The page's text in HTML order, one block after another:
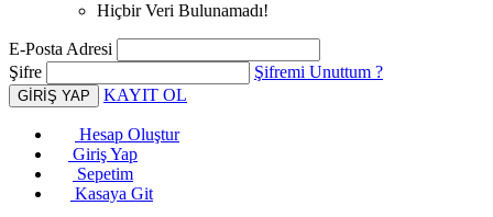
Hiçbir Veri Bulunamadı!
E-Posta Adresi
Şifre
Şifremi Unuttum ?
KAYIT OL
Hesap Oluştur
Giriş Yap
Sepetim
Kasaya Git